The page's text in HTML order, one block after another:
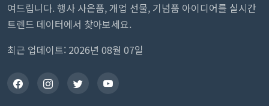
여드립니다. 행사 사은품, 개업 선물, 기념품 아이디어를 실시간
트렌드 데이터에서 찾아보세요.
최근 업데이트: 2026년 08월 07일